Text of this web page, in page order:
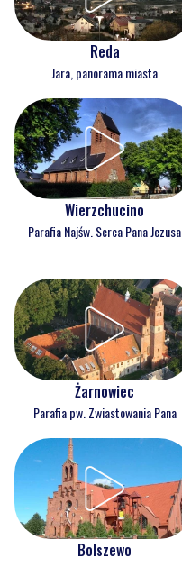
Reda
Jara, panorama miasta
Wierzchucino
Parafia Najśw. Serca Pana Jezusa
Żarnowiec
Parafia pw. Zwiastowania Pana
Bolszewo